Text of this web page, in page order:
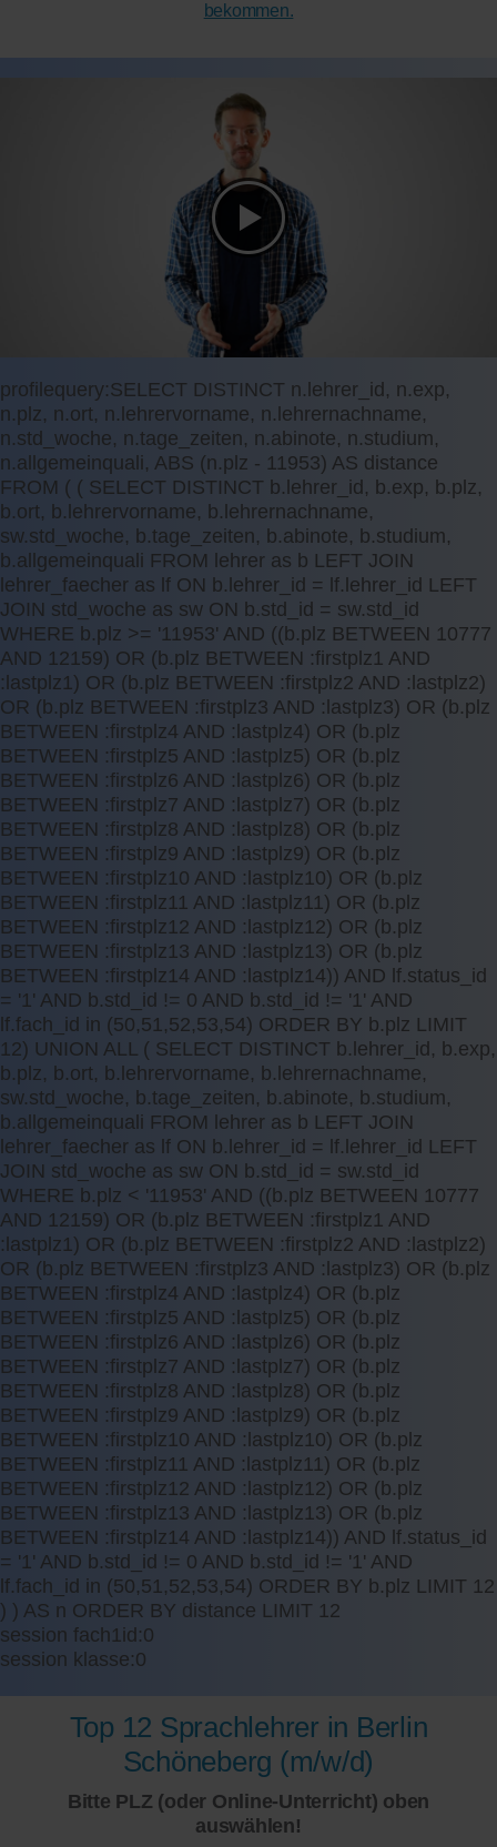
bekommen.
profilequery:SELECT DISTINCT n.lehrer_id, n.exp,
n.plz, n.ort, n.lehrervorname, n.lehrernachname,
n.std_woche, n.tage_zeiten, n.abinote, n.studium,
n.allgemeinquali, ABS (n.plz - 11953) AS distance
FROM ( ( SELECT DISTINCT b.lehrer_id, b.exp, b.plz,
b.ort, b.lehrervorname, b.lehrernachname,
sw.std_woche, b.tage_zeiten, b.abinote, b.studium,
b.allgemeinquali FROM lehrer as b LEFT JOIN
lehrer_faecher as lf ON b.lehrer_id = lf.lehrer_id LEFT
JOIN std_woche as sw ON b.std_id = sw.std_id
WHERE b.plz >= '11953' AND ((b.plz BETWEEN 10777
AND 12159) OR (b.plz BETWEEN :firstplz1 AND
:lastplz1) OR (b.plz BETWEEN :firstplz2 AND :lastplz2)
OR (b.plz BETWEEN :firstplz3 AND :lastplz3) OR (b.plz
BETWEEN :firstplz4 AND :lastplz4) OR (b.plz
BETWEEN :firstplz5 AND :lastplz5) OR (b.plz
BETWEEN :firstplz6 AND :lastplz6) OR (b.plz
BETWEEN :firstplz7 AND :lastplz7) OR (b.plz
BETWEEN :firstplz8 AND :lastplz8) OR (b.plz
BETWEEN :firstplz9 AND :lastplz9) OR (b.plz
BETWEEN :firstplz10 AND :lastplz10) OR (b.plz
BETWEEN :firstplz11 AND :lastplz11) OR (b.plz
BETWEEN :firstplz12 AND :lastplz12) OR (b.plz
BETWEEN :firstplz13 AND :lastplz13) OR (b.plz
BETWEEN :firstplz14 AND :lastplz14)) AND lf.status_id
= '1' AND b.std_id != 0 AND b.std_id != '1' AND
lf.fach_id in (50,51,52,53,54) ORDER BY b.plz LIMIT
12) UNION ALL ( SELECT DISTINCT b.lehrer_id, b.exp,
b.plz, b.ort, b.lehrervorname, b.lehrernachname,
sw.std_woche, b.tage_zeiten, b.abinote, b.studium,
b.allgemeinquali FROM lehrer as b LEFT JOIN
lehrer_faecher as lf ON b.lehrer_id = lf.lehrer_id LEFT
JOIN std_woche as sw ON b.std_id = sw.std_id
WHERE b.plz < '11953' AND ((b.plz BETWEEN 10777
AND 12159) OR (b.plz BETWEEN :firstplz1 AND
:lastplz1) OR (b.plz BETWEEN :firstplz2 AND :lastplz2)
OR (b.plz BETWEEN :firstplz3 AND :lastplz3) OR (b.plz
BETWEEN :firstplz4 AND :lastplz4) OR (b.plz
BETWEEN :firstplz5 AND :lastplz5) OR (b.plz
BETWEEN :firstplz6 AND :lastplz6) OR (b.plz
BETWEEN :firstplz7 AND :lastplz7) OR (b.plz
BETWEEN :firstplz8 AND :lastplz8) OR (b.plz
BETWEEN :firstplz9 AND :lastplz9) OR (b.plz
BETWEEN :firstplz10 AND :lastplz10) OR (b.plz
BETWEEN :firstplz11 AND :lastplz11) OR (b.plz
BETWEEN :firstplz12 AND :lastplz12) OR (b.plz
BETWEEN :firstplz13 AND :lastplz13) OR (b.plz
BETWEEN :firstplz14 AND :lastplz14)) AND lf.status_id
= '1' AND b.std_id != 0 AND b.std_id != '1' AND
lf.fach_id in (50,51,52,53,54) ORDER BY b.plz LIMIT 12
) ) AS n ORDER BY distance LIMIT 12
session fach1id:0
session klasse:0
Top 12 Sprachlehrer in Berlin
Schöneberg (m/w/d)
Bitte PLZ (oder Online-Unterricht) oben
auswählen!